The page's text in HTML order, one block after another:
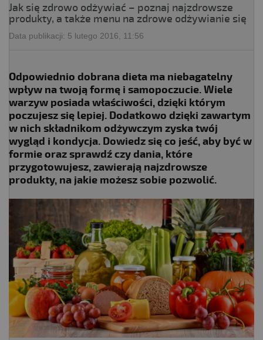
Jak się zdrowo odżywiać – poznaj najzdrowsze
produkty, a także menu na zdrowe odżywianie się
Data publikacji: 5 lutego 2016, 11:56
Odpowiednio dobrana dieta ma niebagatelny
wpływ na twoją formę i samopoczucie. Wiele
warzyw posiada właściwości, dzięki którym
poczujesz się lepiej. Dodatkowo dzięki zawartym
w nich składnikom odżywczym zyska twój
wygląd i kondycja. Dowiedz się co jeść, aby być w
formie oraz sprawdź czy dania, które
przygotowujesz, zawierają najzdrowsze
produkty, na jakie możesz sobie pozwolić.